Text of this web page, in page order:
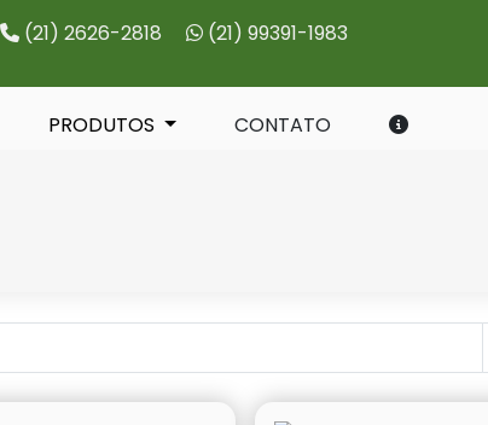
(21) 2626-2818 (21) 99391-1983
PRODUTOS CONTATO